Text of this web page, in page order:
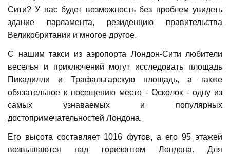
Сити? У вас будет возможность без проблем увидеть
здание парламента, резиденцию правительства
Великобритании и многое другое.
С нашим такси из аэропорта Лондон-Сити любители
веселья и приключений могут исследовать площадь
Пикадилли и Трафальгарскую площадь, а также
обязательное к посещению место - Осколок - одну из
самых узнаваемых и популярных
достопримечательностей Лондона.
Его высота составляет 1016 футов, а его 95 этажей
возвышаются над горизонтом Лондона. Для